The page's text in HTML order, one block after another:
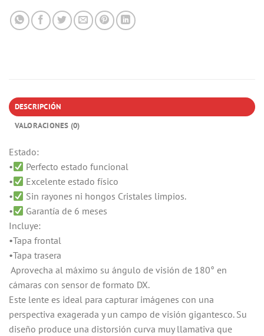
DESCRIPCIÓN
VALORACIONES (0)
Estado:
•
Perfecto estado funcional
•
Excelente estado físico
•
Sin rayones ni hongos Cristales limpios.
•
Garantía de 6 meses
Incluye:
•Tapa frontal
•Tapa trasera
Aprovecha al máximo su ángulo de visión de 180° en
cámaras con sensor de formato DX.
Este lente es ideal para capturar imágenes con una
perspectiva exagerada y un campo de visión gigantesco. Su
diseño produce una distorsión curva muy llamativa que